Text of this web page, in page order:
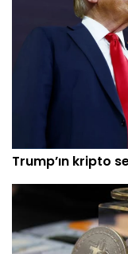
Trump’ın kripto